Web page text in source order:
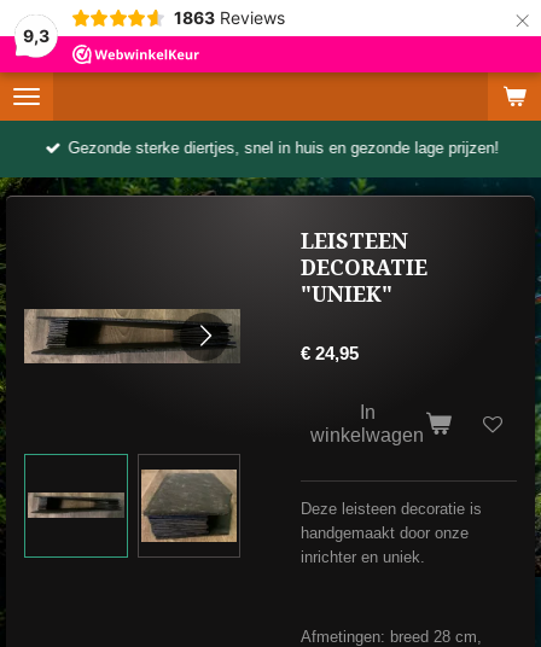
9,3
1863 Reviews ×
Gezonde sterke diertjes, snel in huis en gezonde lage prijzen!
LEISTEEN
DECORATIE
"UNIEK"
€ 24,95
In
winkelwagen
Deze leisteen decoratie is
handgemaakt door onze
inrichter en uniek.
Afmetingen: breed 28 cm,